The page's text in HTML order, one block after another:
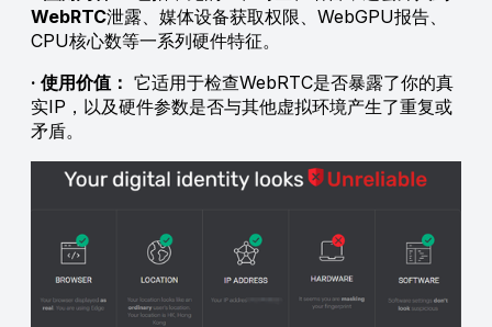
WebRTC泄露、媒体设备获取权限、WebGPU报告、
CPU核心数等一系列硬件特征。
· 使用价值： 它适用于检查WebRTC是否暴露了你的真
实IP，以及硬件参数是否与其他虚拟环境产生了重复或
矛盾。